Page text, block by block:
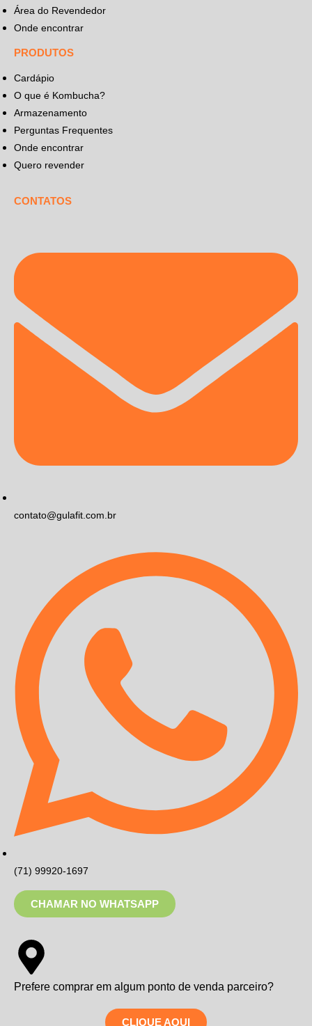
Área do Revendedor
Onde encontrar
PRODUTOS
Cardápio
O que é Kombucha?
Armazenamento
Perguntas Frequentes
Onde encontrar
Quero revender
CONTATOS
contato@gulafit.com.br
(71) 99920-1697
CHAMAR NO WHATSAPP
Prefere comprar em algum ponto de venda parceiro?
CLIQUE AQUI